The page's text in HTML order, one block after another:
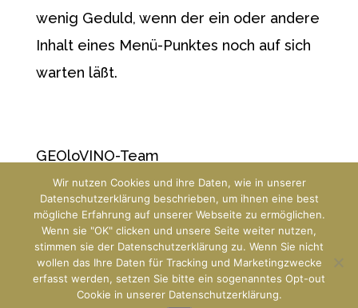
wenig Geduld, wenn der ein oder andere
Inhalt eines Menü-Punktes noch auf sich
warten läßt.
GEOloVINO-Team
Designed byPredict42 & GEOloVINO
Wir nutzen Cookies und ihre Daten, wie in unserer
Datenschutzerklärung beschrieben, um ihnen eine best
mögliche Erfahrung auf unserer Webseite zu ermöglichen.
Wenn sie "OK" clicken und unsere Seite weiter nutzen,
stimmen sie der Datenschutzerklärung zu. Wenn Sie nicht
wollen das Ihre Daten für Tracking und Marketingzwecke
erfasst werden, setzen Sie bitte ein sogenanntes Opt-out
Cookie in unserer Datenschutzerklärung.